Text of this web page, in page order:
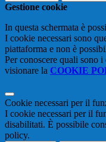
Gestione cookie
In questa schermata è
I cookie necessari sono
piattaforma e non è
Per conoscere quali sono
visionare la COOKIE
Cookie necessari per il
I cookie necessari per il
disabilitati. È possibile
policy.